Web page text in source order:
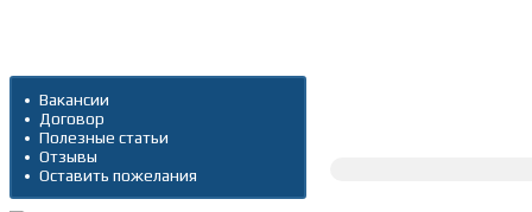
Вакансии
Договор
Полезные статьи
Отзывы
Оставить пожелания